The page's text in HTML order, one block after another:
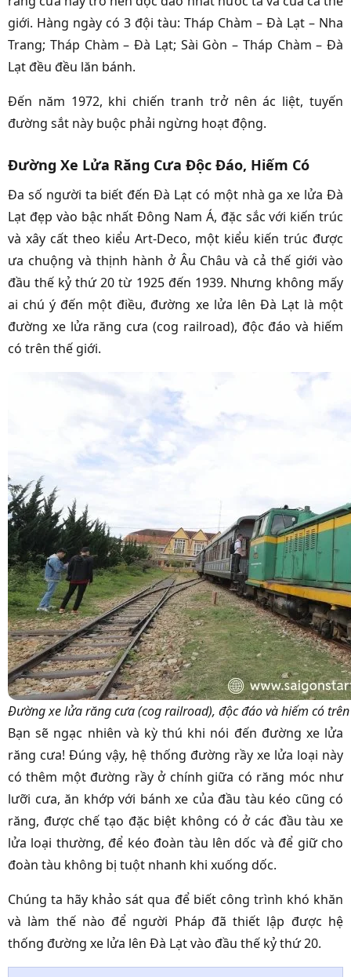
giới. Hàng ngày có 3 đội tàu: Tháp Chàm – Đà Lạt – Nha
Trang; Tháp Chàm – Đà Lạt; Sài Gòn – Tháp Chàm – Đà
Lạt đều đều lăn bánh.
Đến năm 1972, khi chiến tranh trở nên ác liệt, tuyến
đường sắt này buộc phải ngừng hoạt động.
Đường Xe Lửa Răng Cưa Độc Đáo, Hiếm Có
Đa số người ta biết đến Đà Lạt có một nhà ga xe lửa Đà
Lạt đẹp vào bậc nhất Đông Nam Á, đặc sắc với kiến trúc
và xây cất theo kiểu Art-Deco, một kiểu kiến trúc được
ưa chuộng và thịnh hành ở Âu Châu và cả thế giới vào
đầu thế kỷ thứ 20 từ 1925 đến 1939. Nhưng không mấy
ai chú ý đến một điều, đường xe lửa lên Đà Lạt là một
đường xe lửa răng cưa (cog railroad), độc đáo và hiếm
có trên thế giới.
Đường xe lửa răng cưa (cog railroad), độc đáo và hiếm có
Bạn sẽ ngạc nhiên và kỳ thú khi nói đến đường xe lửa
răng cưa! Đúng vậy, hệ thống đường rầy xe lửa loại này
có thêm một đường rầy ở chính giữa có răng móc như
lưỡi cưa, ăn khớp với bánh xe của đầu tàu kéo cũng có
răng, được chế tạo đặc biệt không có ở các đầu tàu xe
lửa loại thường, để kéo đoàn tàu lên dốc và để giữ cho
đoàn tàu không bị tuột nhanh khi xuống dốc.
Chúng ta hãy khảo sát qua để biết công trình khó khăn
và làm thế nào để người Pháp đã thiết lập được hệ
thống đường xe lửa lên Đà Lạt vào đầu thế kỷ thứ 20.